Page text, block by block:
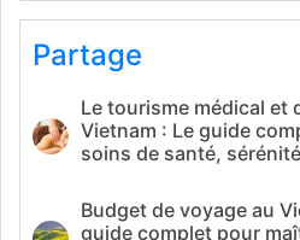
Partage
Le tourisme médical et
Vietnam : Le guide
soins de santé,
Budget de voyage au
guide complet pour